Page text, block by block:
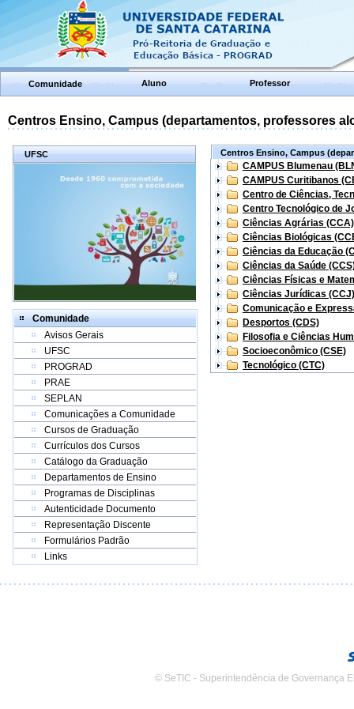
Comunidade Aluno Professor
Centros Ensino, Campus (departamentos, professores
UFSC
Comunidade
Avisos Gerais
UFSC
PROGRAD
PRAE
SEPLAN
Comunicações a Comunidade
Cursos de Graduação
Currículos dos Cursos
Catálogo da Graduação
Departamentos de Ensino
Programas de Disciplinas
Autenticidade Documento
Representação Discente
Formulários Padrão
Links
Centros Ensino, Campus
CAMPUS Blumenau
CAMPUS Curitibanos
Centro de Ciências,
Centro Tecnológico de
Ciências Agrárias (CCA)
Ciências Biológicas
Ciências da Educação
Ciências da Saúde
Ciências Físicas e
Ciências Jurídicas (CCJ)
Comunicação e
Desportos (CDS)
Filosofia e Ciências
Socioeconômico (CSE)
Tecnológico (CTC)
© SeTIC - Superintendência de Governança